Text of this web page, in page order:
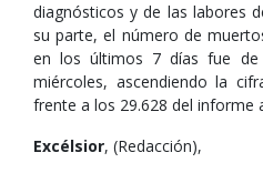
diagnósticos y de las labores
su parte, el número de
en los últimos 7 días fue
miércoles, ascendiendo la
frente a los 29.628 del informe
Excélsior, (Redacción),